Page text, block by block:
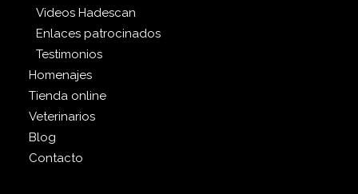
Videos Hadescan
Enlaces patrocinados
Testimonios
Homenajes
Tienda online
Veterinarios
Blog
Contacto